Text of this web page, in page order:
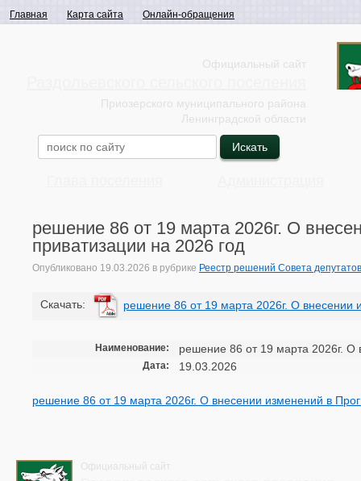
Главная Карта сайта Онлайн-обращения
Официальный сайт
Приозерского муниципального района
Ленинградской области
решение 86 от 19 марта 2026г. О
приватизации на 2026 год
Опубликовано 19.03.2026 в рубрике Реестр решений Совета депутатов
Cкачать: решение 86 от 19 марта 2026г. О внесении
Наименование: решение 86 от 19 марта 2026г. О
Дата: 19.03.2026
решение 86 от 19 марта 2026г. О внесении изменений в
Официальный сайт